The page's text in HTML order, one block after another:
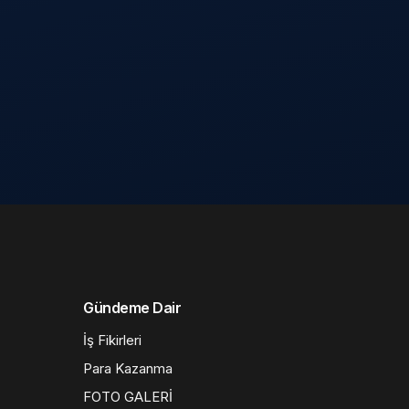
Gündeme Dair
İş Fikirleri
Para Kazanma
FOTO GALERİ